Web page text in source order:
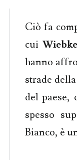
Ciò fa
cuiWiebke
hanno
strade
del paese,
spesso
Bianco, è